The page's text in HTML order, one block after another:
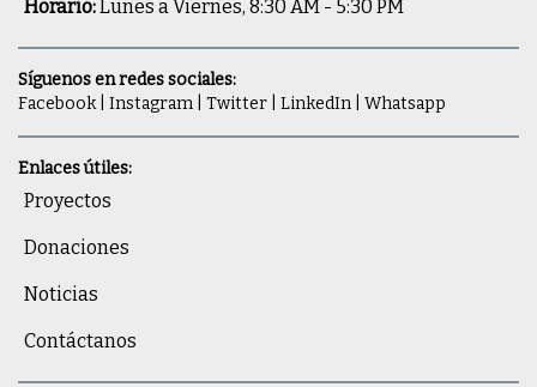
Horario:Lunes a Viernes, 8:30 AM - 5:30 PM
Síguenos en redes sociales:
Facebook| Instagram Twitter LinkedIn Whatsapp
Enlaces útiles:
Proyectos
Donaciones
Noticias
Contáctanos